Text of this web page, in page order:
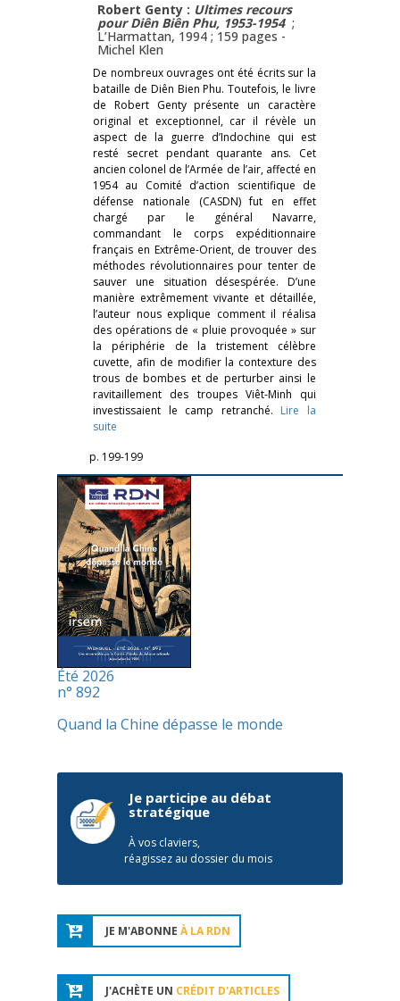
Robert Genty : Ultimes recours
pour Diên Biên Phu, 1953-1954 ;
L’Harmattan, 1994 ; 159 pages -
Michel Klen
De nombreux ouvrages ont été écrits sur la
bataille de Diên Bien Phu. Toutefois, le livre
de Robert Genty présente un caractère
original et exceptionnel, car il révèle un
aspect de la guerre d’Indochine qui est
resté secret pendant quarante ans. Cet
ancien colonel de l’Armée de l’air, affecté en
1954 au Comité d’action scientifique de
défense nationale (CASDN) fut en effet
chargé par le général Navarre,
commandant le corps expéditionnaire
français en Extrême-Orient, de trouver des
méthodes révolutionnaires pour tenter de
sauver une situation désespérée. D’une
manière extrêmement vivante et détaillée,
l’auteur nous explique comment il réalisa
des opérations de « pluie provoquée » sur
la périphérie de la tristement célèbre
cuvette, afin de modifier la contexture des
trous de bombes et de perturber ainsi le
ravitaillement des troupes Viêt-Minh qui
investissaient le camp retranché. Lire la
suite
p. 199-199
Été 2026
n° 892
Quand la Chine dépasse le monde
Je participe au débat
stratégique
À vos claviers,
réagissez au dossier du mois
JE M'ABONNE À LA RDN
J'ACHÈTE UN CRÉDIT D'ARTICLES